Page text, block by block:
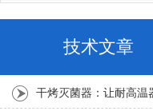
技术文章